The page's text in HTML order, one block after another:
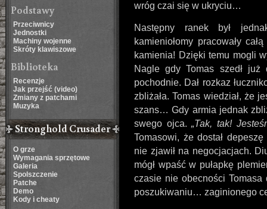
Podstawy
Przeciwnicy
Jednostki
Machiny wojenne
Skróty klawiszowe
Biblioteka
Recenzje
Jak przejść (video)
Zmiany z patchami
Muzyka
Stronghold Crusader
O grze
Wymagania sprzętowe
Galeria
Spolszczenie
Patche
Demo
Kody i cheaty
wróg czai się w ukryciu…
Następny ranek był
kamieniołomy pracowały
kamienia! Dzięki temu mogli
Nagle gdy Tomas szedł
pochodnie. Dał rozkaz
zbliżała. Tomas wiedział, że
szans… Gdy armia jednak
swego ojca. Tak, tak!
Tomasowi, że dostał
nie zjawił na negocjacjach.
mógł wpaść w pułapkę
czasie nie obecności Tomasa
poszukiwaniu… zaginionego